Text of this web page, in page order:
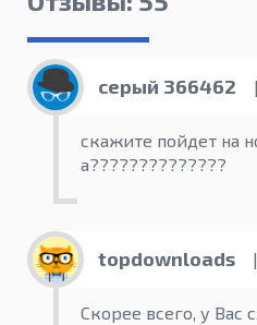
серый 366462 |
скажите пойдет на
а??????????????
topdownloads |
Скорее всего, у Вас